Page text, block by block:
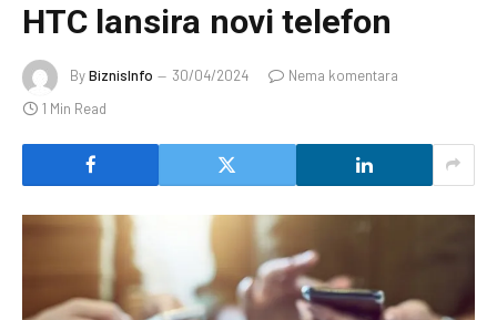
HTC lansira novi telefon
ByBiznisInfo 30/04/2024
Nema komentara
1 Min Read